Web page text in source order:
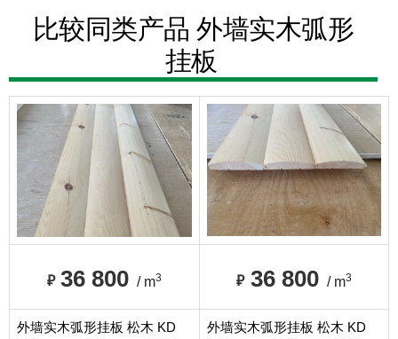
比较同类产品 外墙实木弧形
挂板
₽ 36 800 / m3 ₽ 36 800 / m3
外墙实木弧形挂板 松木 KD
外墙实木弧形挂板 松木 KD